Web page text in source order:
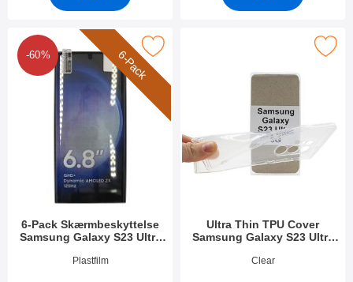
6-Pack
-60%
6-Pack Skærmbeskyttelse
Samsung Galaxy S23 Ultra
Varenr 47543Plastfilm
Skærmbeskyttelse Samsung Galaxy S23 Ultra 5G som
Ultra Thin TPU Cover
Samsung Galaxy S23 Ultra
Varenr 47542Clear
Marker ultra Thin TPU Cover Samsung